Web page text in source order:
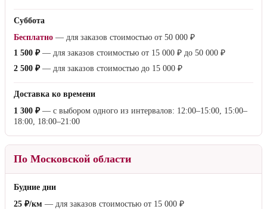
Суббота
Бесплатно — для заказов стоимостью от 50 000 ₽
1 500 ₽— для заказов стоимостью от 15 000 ₽ до 50 000 ₽
2 500 ₽— для заказов стоимостью до 15 000 ₽
Доставка ко времени
1 300 ₽— с выбором одного из интервалов: 12:00–15:00, 15:00–
18:00, 18:00–21:00
По Московской области
Будние дни
25 ₽/км — для заказов стоимостью от 15 000 ₽